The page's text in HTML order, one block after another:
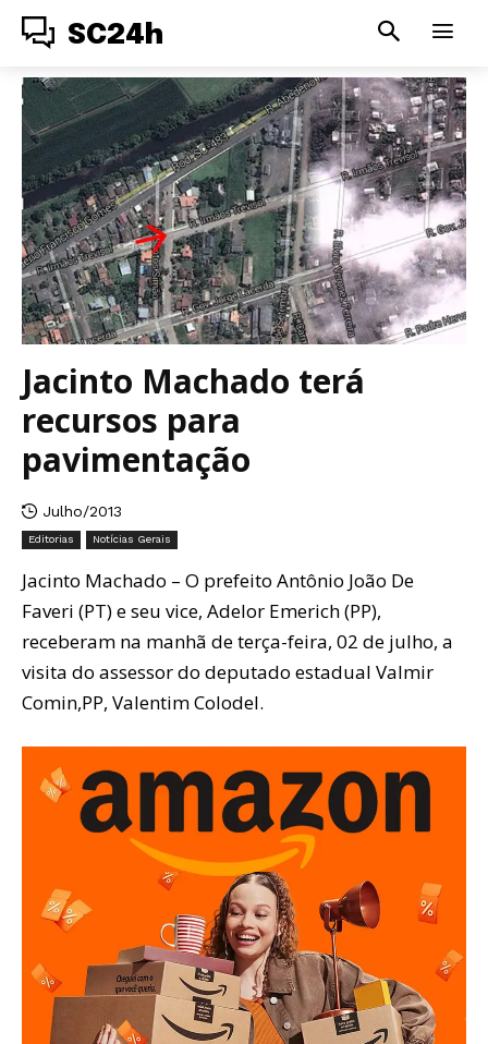
SC24h
Jacinto Machado terá
recursos para
pavimentação
Julho/2013
Editorias Notícias Gerais
Jacinto Machado – O prefeito Antônio João De
Faveri (PT) e seu vice, Adelor Emerich (PP),
receberam na manhã de terça-feira, 02 de julho, a
visita do assessor do deputado estadual Valmir
Comin,PP, Valentim Colodel.